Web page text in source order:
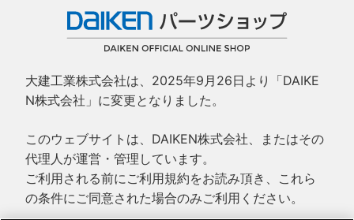
大建工業株式会社は、2025年9月26日より「DAIKE
N株式会社」に変更となりました。
このウェブサイトは、DAIKEN株式会社、またはその
代理人が運営・管理しています。
ご利用される前にご利用規約をお読み頂き、これら
の条件にご同意された場合のみご利用ください。